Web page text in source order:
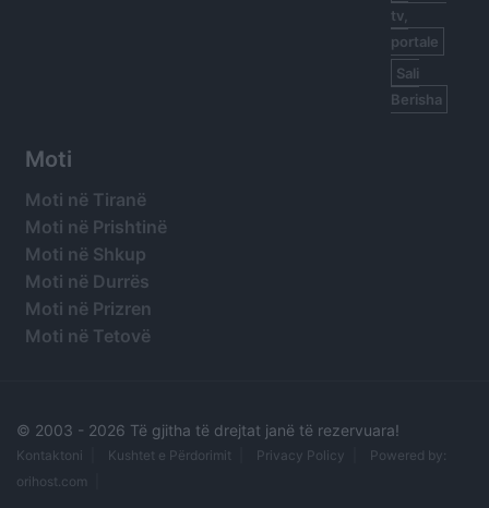
tv,
portale
Sali
Berisha
Moti
Moti në Tiranë
Moti në Prishtinë
Moti në Shkup
Moti në Durrës
Moti në Prizren
Moti në Tetovë
© 2003 - 2026 Të gjitha të drejtat janë të rezervuara!
Kontaktoni Kushtet e Përdorimit Privacy Policy
Powered by:
orihost.com